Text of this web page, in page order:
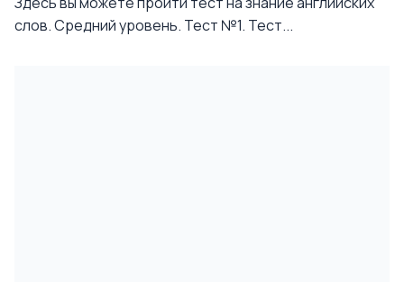
слов. Средний уровень. Тест №1. Тест...